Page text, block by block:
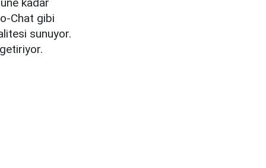
kadar
Chat gibi
sunuyor.